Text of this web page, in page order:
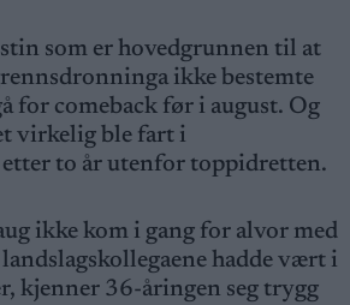
som er hovedgrunnen til at
ikke bestemte
for comeback før i august. Og
virkelig ble fart i
to år utenfor toppidretten.
ikke kom i gang for alvor med
hadde vært i
kjenner 36-åringen seg trygg